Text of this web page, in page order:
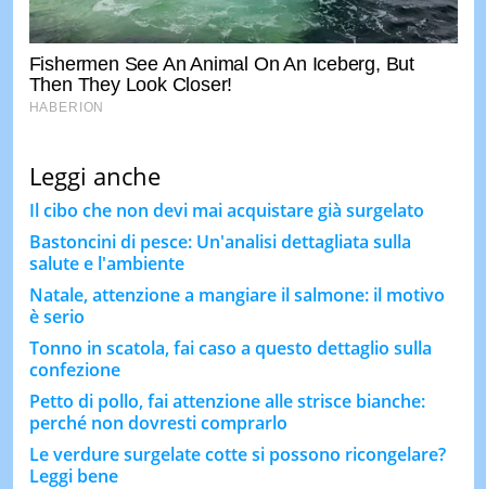
Leggi anche
Il cibo che non devi mai acquistare già surgelato
Bastoncini di pesce: Un'analisi dettagliata sulla
salute e l'ambiente
Natale, attenzione a mangiare il salmone: il motivo
è serio
Tonno in scatola, fai caso a questo dettaglio sulla
confezione
Petto di pollo, fai attenzione alle strisce bianche:
perché non dovresti comprarlo
Le verdure surgelate cotte si possono ricongelare?
Leggi bene